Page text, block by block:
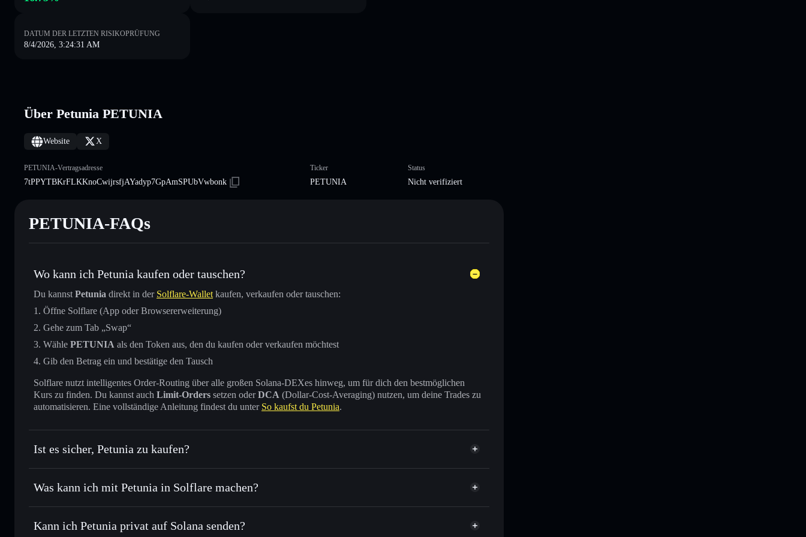
DATUM DER LETZTEN RISIKOPRÜFUNG
8/4/2026, 3:24:31 AM
Über Petunia PETUNIA
Website X
PETUNIA-Vertragsadresse
7tPPYTBKrFLKKnoCwijrsfjAYadyp7GpAmSPUbVwbonk
Ticker
PETUNIA
Status
Nicht verifiziert
PETUNIA-FAQs
Wo kann ich Petunia kaufen oder tauschen?
Du kannst Petunia direkt in der Solflare-Wallet kaufen, verkaufen oder tauschen:
Öffne Solflare (App oder Browsererweiterung)
Gehe zum Tab „Swap“
Wähle PETUNIA als den Token aus, den du kaufen oder verkaufen möchtest
Gib den Betrag ein und bestätige den Tausch
Solflare nutzt intelligentes Order-Routing über alle großen Solana-DEXes hinweg, um für dich den bestmöglichen
Kurs zu finden. Du kannst auch Limit-Orders setzen oderDCA (Dollar-Cost-Averaging) nutzen, um deine Trades zu
automatisieren. Eine vollständige Anleitung findest du unter So kaufst du Petunia.
Ist es sicher, Petunia zu kaufen?
Petunia nicht verifiziert
Was kann ich mit Petunia in Solflare machen?
Petunia
Solflare-Wallet
Sofort tauschen– handle PETUNIA gegen SOL, USDC oder Tausende anderer Solana-Tokens mit intelligentem
Kann ich Petunia privat auf Solana senden?